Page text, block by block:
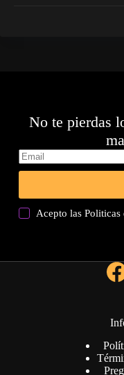
No te pierdas
Acepto lasPoliticas